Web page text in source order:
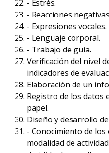
- Estrés.
- Reacciones
- Expresiones vocales.
- Lenguaje corporal.
- Trabajo de guía.
Verificación del nivel
indicadores de
Elaboración de un
Registro de los datos
papel.
Diseño y desarrollo
- Conocimiento de
modalidad de